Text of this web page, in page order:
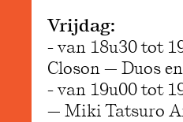
Vrijdag:
- van 18u30 tot
Closon — Duos
- van 19u00 tot
— Miki Tatsuro